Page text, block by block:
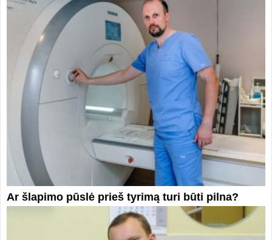
Ar šlapimo pūslė prieš tyrimą turi būti pilna?